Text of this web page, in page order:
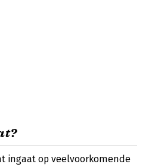
ingaat op veelvoorkomende